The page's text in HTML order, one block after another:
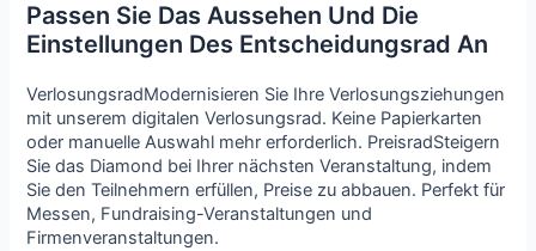
Passen Sie Das Aussehen Und Die
Einstellungen Des Entscheidungsrad An
VerlosungsradModernisieren Sie Ihre Verlosungsziehungen
mit unserem digitalen Verlosungsrad. Keine Papierkarten
oder manuelle Auswahl mehr erforderlich. PreisradSteigern
Sie das Diamond bei Ihrer nächsten Veranstaltung, indem
Sie den Teilnehmern erfüllen, Preise zu abbauen. Perfekt für
Messen, Fundraising-Veranstaltungen und
Firmenveranstaltungen.